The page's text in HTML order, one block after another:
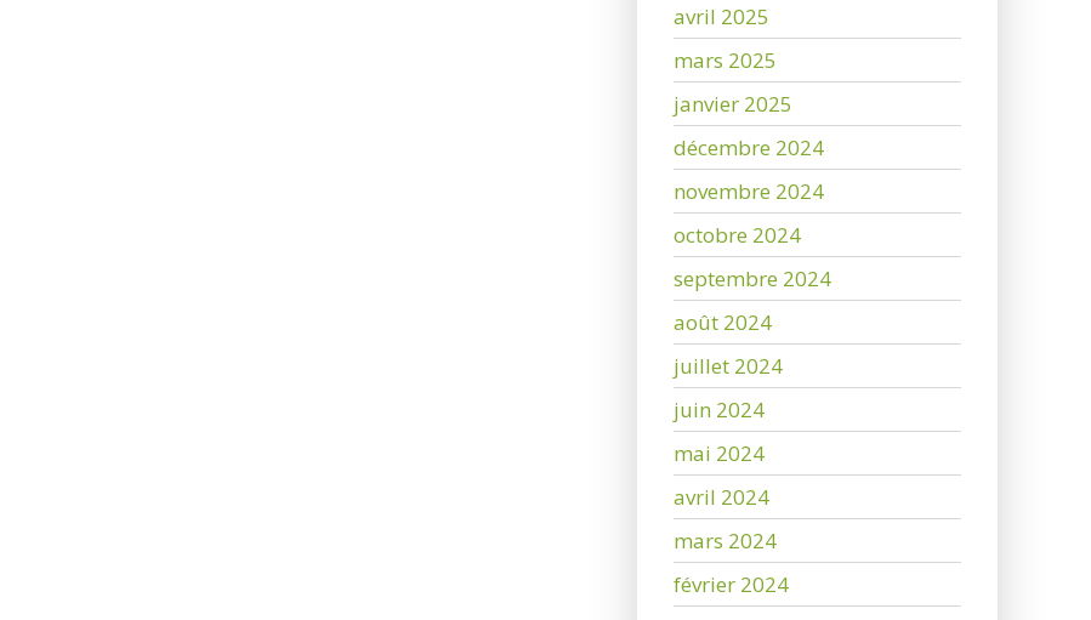
avril 2025
mars 2025
janvier 2025
décembre 2024
novembre 2024
octobre 2024
septembre 2024
août 2024
juillet 2024
juin 2024
mai 2024
avril 2024
mars 2024
février 2024